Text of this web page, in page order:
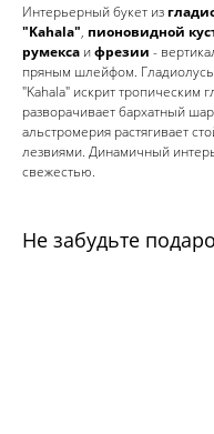
Интерьерный букет из
"Kahala", пионовидной
румекса ифрезии -
пряным шлейфом.
"Kahala" искрит тропическим
разворачивает бархатный
альстромерия растягивает
лезвиями. Динамичный
свежестью.
Не забудьте